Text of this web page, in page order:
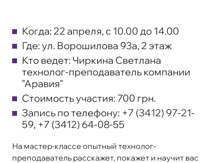
Когда: 22 апреля, с 10.00 до 14.00
Где:ул. Ворошилова 93а, 2 этаж
Кто ведет: Чиркина Светлана
технолог-преподаватель компании
"Аравия"
Стоимость участия: 700 грн.
Запись по телефону: +7 (3412) 97-21-
59, +7 (3412) 64-08-55
На мастер-классе опытный технолог-
преподаватель расскажет, покажет и научит вас